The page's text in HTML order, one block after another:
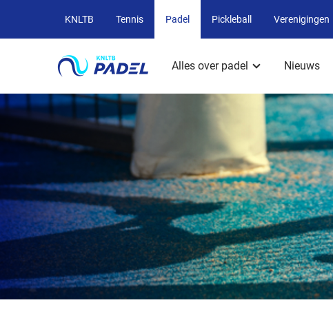
Overige
KNLTB
websites
KNLTB Tennis Padel Pickleball Verenigingen
Hoofdmenu
Alles over padel Nieuws